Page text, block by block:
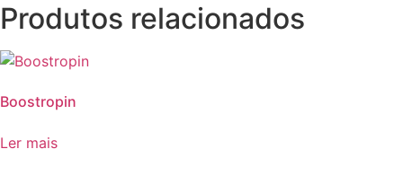
Produtos relacionados
Boostropin
Ler mais